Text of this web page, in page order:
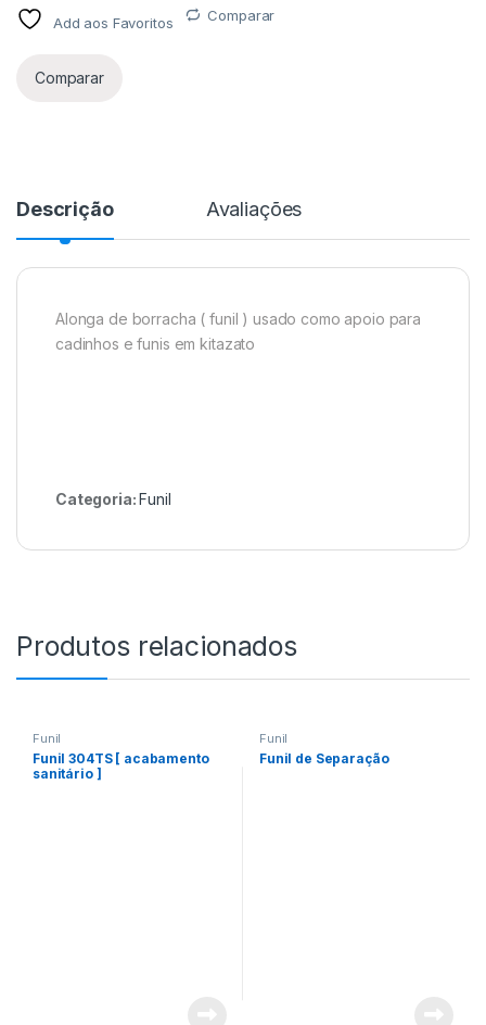
Add aos Favoritos Comparar
Comparar
Descrição Avaliações
Alonga de borracha ( funil ) usado como apoio para
cadinhos e funis em kitazato
Categoria:Funil
Produtos relacionados
Funil
Funil 304TS [ acabamento
sanitário ]
Funil
Funil de Separação